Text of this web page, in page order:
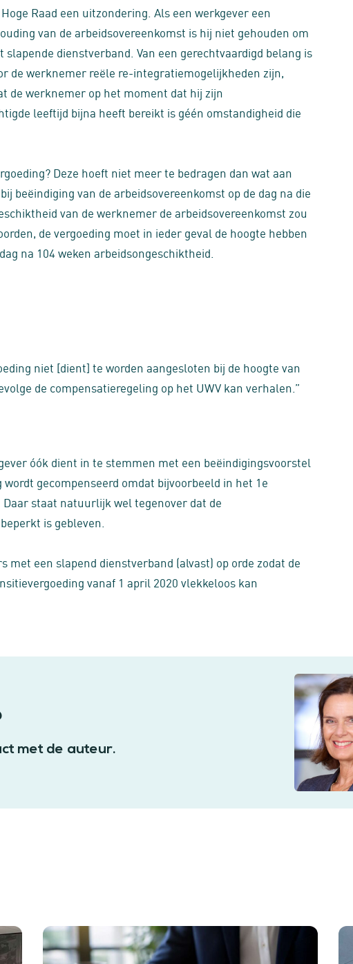
Raad een uitzondering. Als een werkgever een
van de arbeidsovereenkomst is hij niet gehouden om
dienstverband. Van een gerechtvaardigd belang is
de werknemer reële re-integratiemogelijkheden zijn,
de werknemer op het moment dat hij zijn
leeftijd bijna heeft bereikt is géén omstandigheid die
Deze hoeft niet meer te bedragen dan wat aan
beëindiging van de arbeidsovereenkomst op de dag na die
van de werknemer de arbeidsovereenkomst zou
de vergoeding moet in ieder geval de hoogte hebben
na 104 weken arbeidsongeschiktheid.
niet [dient] te worden aangesloten bij de hoogte van
de compensatieregeling op het UWV kan verhalen.”
óók dient in te stemmen met een beëindigingsvoorstel
gecompenseerd omdat bijvoorbeeld in het 1e
staat natuurlijk wel tegenover dat de
is gebleven.
met een slapend dienstverband (alvast) op orde zodat de
vanaf 1 april 2020 vlekkeloos kan
met de auteur.